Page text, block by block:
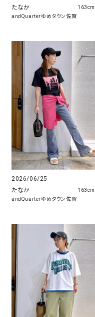
たなか
andQuarterゆめタウン佐賀
163cm
2026/06/25
たなか
andQuarterゆめタウン佐賀
163cm